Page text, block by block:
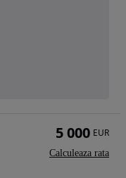
5 000 EUR
Calculeaza rata